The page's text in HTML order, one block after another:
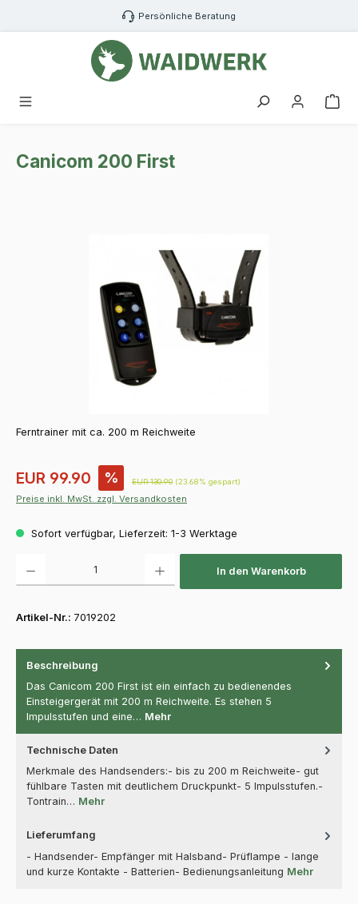
Zum Hauptinhalt springen Persönliche Beratung
Canicom 200 First
Ferntrainer mit ca. 200 m Reichweite
Verkaufspreis:
EUR 99.90 % Regulärer Preis:
EUR 130.90 (23.68% gespart)
Preise inkl. MwSt. zzgl. Versandkosten
Sofort verfügbar, Lieferzeit: 1-3 Werktage
In den Warenkorb
Artikel-Nr.: 7019202
Beschreibung
Das Canicom 200 First ist ein einfach zu bedienendes
Einsteigergerät mit 200 m Reichweite. Es stehen 5
Impulsstufen und eine… Mehr
Technische Daten
Merkmale des Handsenders:- bis zu 200 m Reichweite- gut
fühlbare Tasten mit deutlichem Druckpunkt- 5 Impulsstufen.-
Tontrain… Mehr
Lieferumfang
- Handsender- Empfänger mit Halsband- Prüflampe - lange
und kurze Kontakte - Batterien- Bedienungsanleitung Mehr